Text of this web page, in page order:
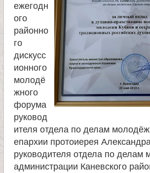
е
л
я
П
н
ежегодн
ого
районно
го
дискусс
ионного
молодё
жного
форума
руковод
ителя отдела по делам
епархии протоиерея
руководителя отдела по делам
администрации Каневского